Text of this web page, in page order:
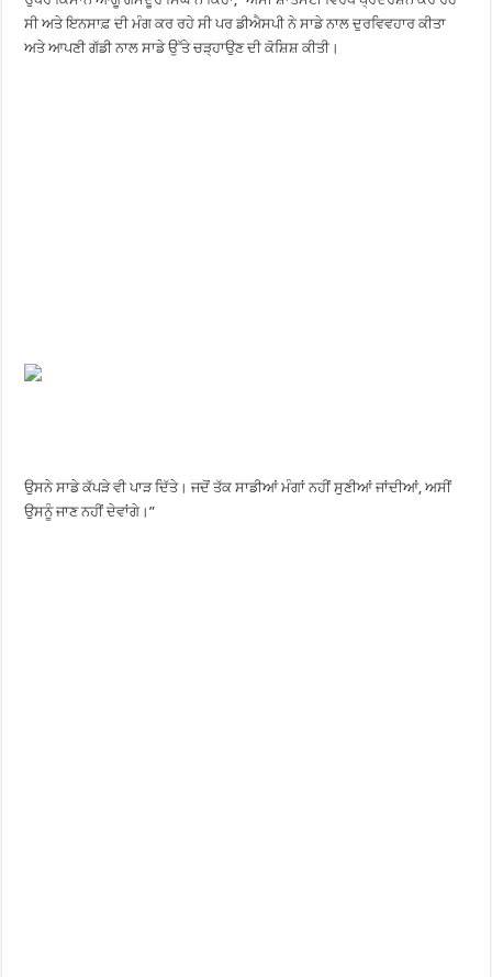
ਸੀ ਅਤੇ ਇਨਸਾਫ਼ ਦੀ ਮੰਗ ਕਰ ਰਹੇ ਸੀ ਪਰ ਡੀਐਸਪੀ ਨੇ ਸਾਡੇ ਨਾਲ ਦੁਰਵਿਵਹਾਰ ਕੀਤਾ
ਅਤੇ ਆਪਣੀ ਗੱਡੀ ਨਾਲ ਸਾਡੇ ਉੱਤੇ ਚੜ੍ਹਾਉਣ ਦੀ ਕੋਸ਼ਿਸ਼ ਕੀਤੀ।
ਉਸਨੇ ਸਾਡੇ ਕੱਪੜੇ ਵੀ ਪਾੜ ਦਿੱਤੇ। ਜਦੋਂ ਤੱਕ ਸਾਡੀਆਂ ਮੰਗਾਂ ਨਹੀਂ ਸੁਣੀਆਂ ਜਾਂਦੀਆਂ, ਅਸੀਂ
ਉਸਨੂੰ ਜਾਣ ਨਹੀਂ ਦੇਵਾਂਗੇ।”